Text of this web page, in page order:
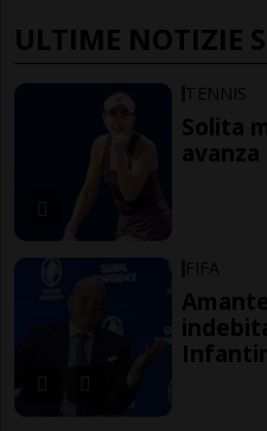
ULTIME NOTIZIE
TENNIS
Solita
avanza
FIFA